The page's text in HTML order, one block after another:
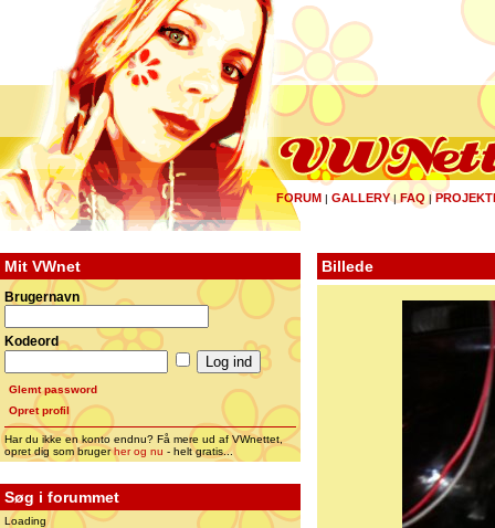
FORUM | GALLERY|FAQ |
Mit VWnet
Brugernavn
Kodeord
Glemt password
Opret profil
Har du ikke en konto endnu? Få mere ud af VWnettet,
opret dig som brugerher og nu - helt gratis...
Søg i forummet
Loading
Billede